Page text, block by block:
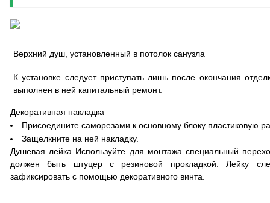
Верхний душ, установленный в потолок санузла
К установке следует приступать лишь после окончания
выполнен в ней капитальный ремонт.
Декоративная накладка
Присоедините саморезами к основному блоку пластиковую
Защелкните на ней накладку.
Душевая лейка Используйте для монтажа специальный
должен быть штуцер с резиновой прокладкой. Лейку
зафиксировать с помощью декоративного винта.